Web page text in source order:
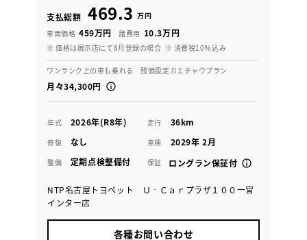
支払総額 469.3 万円
車両価格 459万円 諸費用 10.3万円
※ 価格は展示店にて8月登録の場合 ※ 消費税10％込み
ワンランク上の車も乗れる 残価設定カエチャウプラン
月々34,300円
年式 2026年(R8年) 走行 36km
修復 なし 車検 2029年 2月
整備 定期点検整備付 保証 ロングラン保証付
NTP名古屋トヨペット Ｕ‐Ｃａｒプラザ１００一宮
インター店
各種お問い合わせ